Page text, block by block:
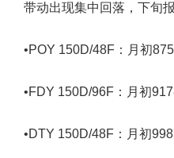
带动出现集中回落，下旬
•POY 150D/48F：月初
•FDY 150D/96F：月初
•DTY 150D/48F：月初